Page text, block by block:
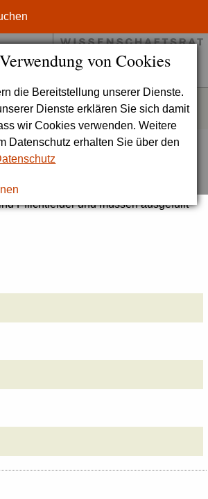
von Cookies
die Bereitstellung unserer Dienste.
Dienste erklären Sie sich damit
wir Cookies verwenden. Weitere
Datenschutz erhalten Sie über den
Pflichtfelder und müssen ausgefüllt